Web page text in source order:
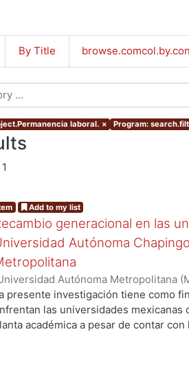
By Title
laboral. × Program:
Add to my list
generacional en las
Autónoma
Autónoma Metropolitana
Servicios de Información.,2015-04-
presente investigación tiene como
las universidades mexicanas
académica a pesar de contar